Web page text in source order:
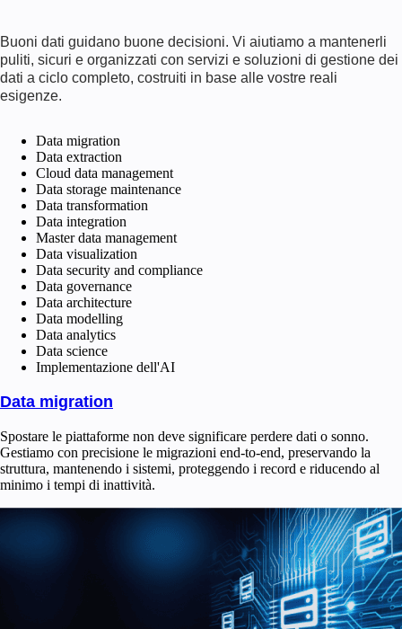
Buoni dati guidano buone decisioni. Vi aiutiamo a mantenerli
puliti, sicuri e organizzati con servizi e soluzioni di gestione dei
dati a ciclo completo, costruiti in base alle vostre reali
esigenze.
Data migration
Data extraction
Cloud data management
Data storage maintenance
Data transformation
Data integration
Master data management
Data visualization
Data security and compliance
Data governance
Data architecture
Data modelling
Data analytics
Data science
Implementazione dell'AI
Data migration
Spostare le piattaforme non deve significare perdere dati o sonno.
Gestiamo con precisione le migrazioni end-to-end, preservando la
struttura, mantenendo i sistemi, proteggendo i record e riducendo al
minimo i tempi di inattività.